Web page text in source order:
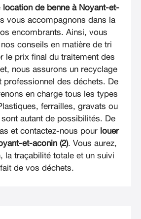
location de benne à Noyant-et-
vous accompagnons dans la
encombrants. Ainsi, vous
conseils en matière de tri
le prix final du traitement des
nous assurons un recyclage
professionnel des déchets. De
en charge tous les types
ferrailles, gravats ou
autant de possibilités. De
et contactez-nous pour louer
et-aconin (2). Vous aurez,
la traçabilité totale et un suivi
de vos déchets.